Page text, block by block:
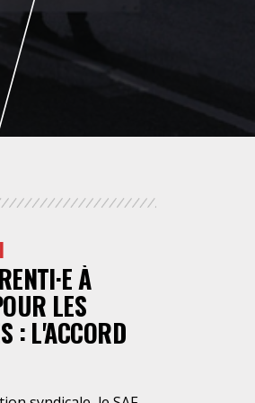
DE L'ORDRE
À
LES
: L'ACCORD